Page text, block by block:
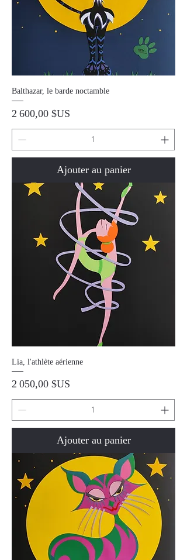
Balthazar, le barde noctamble
Prix
2 600,00 $US
Ajouter au panier
Lia, l'athlète aérienne
Prix
2 050,00 $US
Ajouter au panier